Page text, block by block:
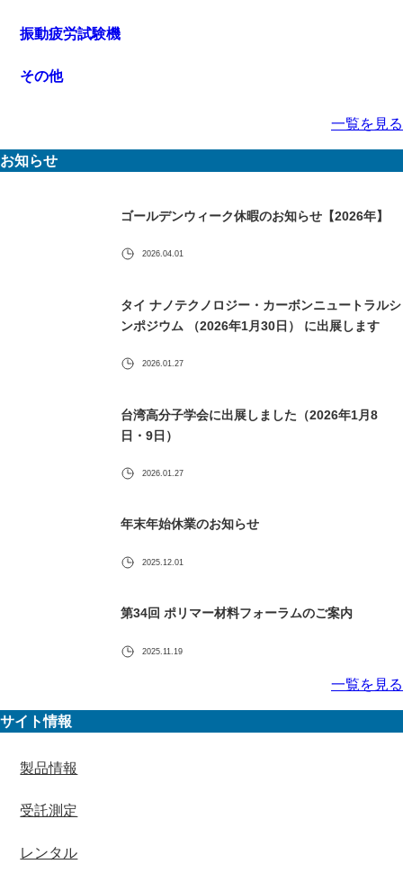
振動疲労試験機
その他
一覧を見る
お知らせ
ゴールデンウィーク休暇のお知らせ【2026年】
2026.04.01
タイ ナノテクノロジー・カーボンニュートラルシ
ンポジウム （2026年1月30日） に出展します
2026.01.27
台湾高分子学会に出展しました（2026年1月8
日・9日）
2026.01.27
年末年始休業のお知らせ
2025.12.01
第34回 ポリマー材料フォーラムのご案内
2025.11.19
一覧を見る
サイト情報
製品情報
受託測定
レンタル